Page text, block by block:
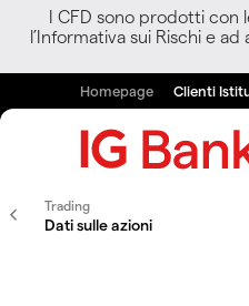
I CFD sono prodotti con
l’Informativa sui Rischi e
Homepage Clienti
Trading
Dati sulle azioni